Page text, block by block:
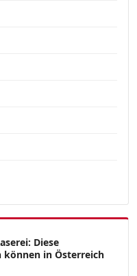
Diese
können in Österreich